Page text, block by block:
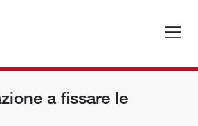
a fissare le